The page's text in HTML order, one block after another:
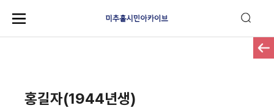
홍길자(1944년생)